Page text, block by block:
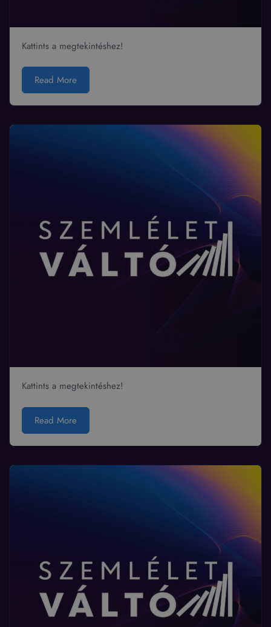
Kattints a megtekintéshez!
Read More
Kattints a megtekintéshez!
Read More